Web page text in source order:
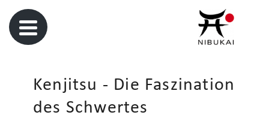
Kenjitsu - Die Faszination
des Schwertes